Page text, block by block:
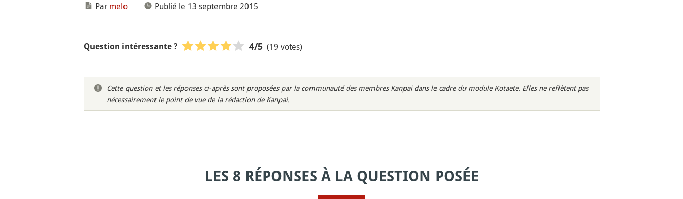
Par melo Publié le 13 septembre 2015
Question intéressante ? 4/5 (19 votes)
Cette question et les réponses ci-après sont proposées par la communauté des membres Kanpai dans le cadre du module Kotaete. Elles ne reflètent pas
nécessairement le point de vue de la rédaction de Kanpai.
LES 8 RÉPONSES À LA QUESTION POSÉE